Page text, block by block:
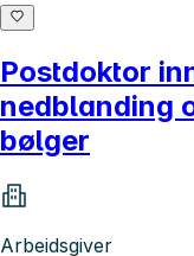
Postdoktor
nedblanding
bølger
Arbeidsgiver